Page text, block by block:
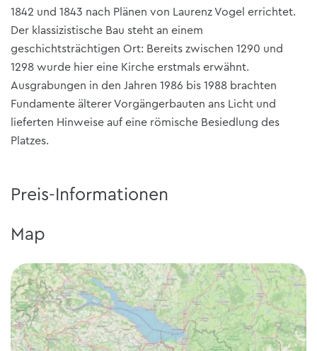
1842 und 1843 nach Plänen von Laurenz Vogel errichtet.
Der klassizistische Bau steht an einem
geschichtsträchtigen Ort: Bereits zwischen 1290 und
1298 wurde hier eine Kirche erstmals erwähnt.
Ausgrabungen in den Jahren 1986 bis 1988 brachten
Fundamente älterer Vorgängerbauten ans Licht und
lieferten Hinweise auf eine römische Besiedlung des
Platzes.
Preis-Informationen
Map